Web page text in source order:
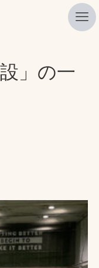
」の一